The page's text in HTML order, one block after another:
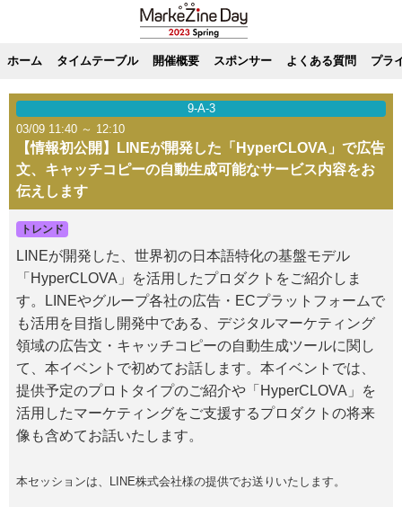
ホーム タイムテーブル 開催概要 スポンサー よくある質問 プラ
9-A-3
03/09 11:40 ～ 12:10
【情報初公開】LINEが開発した「HyperCLOVA」で広告
文、キャッチコピーの自動生成可能なサービス内容をお
伝えします
トレンド
LINEが開発した、世界初の日本語特化の基盤モデル
「HyperCLOVA」を活用したプロダクトをご紹介しま
す。LINEやグループ各社の広告・ECプラットフォームで
も活用を目指し開発中である、デジタルマーケティング
領域の広告文・キャッチコピーの自動生成ツールに関し
て、本イベントで初めてお話します。本イベントでは、
提供予定のプロトタイプのご紹介や「HyperCLOVA」を
活用したマーケティングをご支援するプロダクトの将来
像も含めてお話いたします。
本セッションは、LINE株式会社様の提供でお送りいたします。